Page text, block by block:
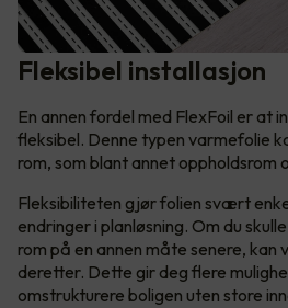
Fleksibel installasjon
En annen fordel med FlexFoil er at
fleksibel. Denne typen varmefolie
rom, som blant annet oppholdsrom
Fleksibiliteten gjør folien svært
endringer i planløsning. Om du
rom på en annen måte senere, kan
deretter. Dette gir deg flere
omstrukturere boligen uten store